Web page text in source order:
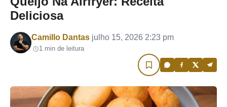
Deliciosa
Por
Camillo Dantas julho 15, 2026 2:23 pm
1 min de leitura